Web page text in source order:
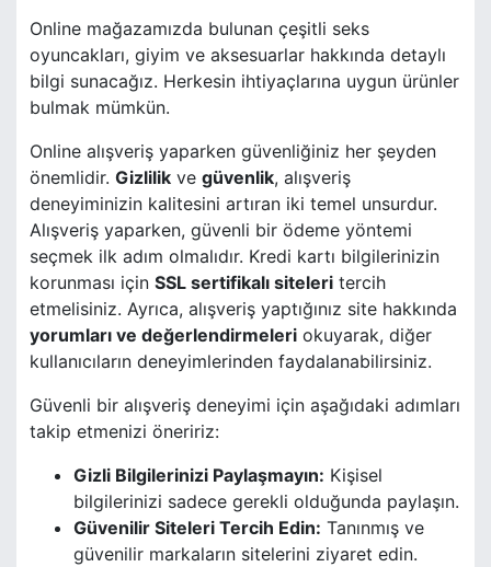
Online mağazamızda bulunan çeşitli seks
oyuncakları, giyim ve aksesuarlar hakkında detaylı
bilgi sunacağız. Herkesin ihtiyaçlarına uygun ürünler
bulmak mümkün.
Online alışveriş yaparken güvenliğiniz her şeyden
önemlidir. Gizlilik ve güvenlik, alışveriş
deneyiminizin kalitesini artıran iki temel unsurdur.
Alışveriş yaparken, güvenli bir ödeme yöntemi
seçmek ilk adım olmalıdır. Kredi kartı bilgilerinizin
korunması için SSL sertifikalı siteleri tercih
etmelisiniz. Ayrıca, alışveriş yaptığınız site hakkında
yorumları ve değerlendirmeleri okuyarak, diğer
kullanıcıların deneyimlerinden faydalanabilirsiniz.
Güvenli bir alışveriş deneyimi için aşağıdaki adımları
takip etmenizi öneririz:
Gizli Bilgilerinizi Paylaşmayın: Kişisel
bilgilerinizi sadece gerekli olduğunda paylaşın.
Güvenilir Siteleri Tercih Edin: Tanınmış ve
güvenilir markaların sitelerini ziyaret edin.